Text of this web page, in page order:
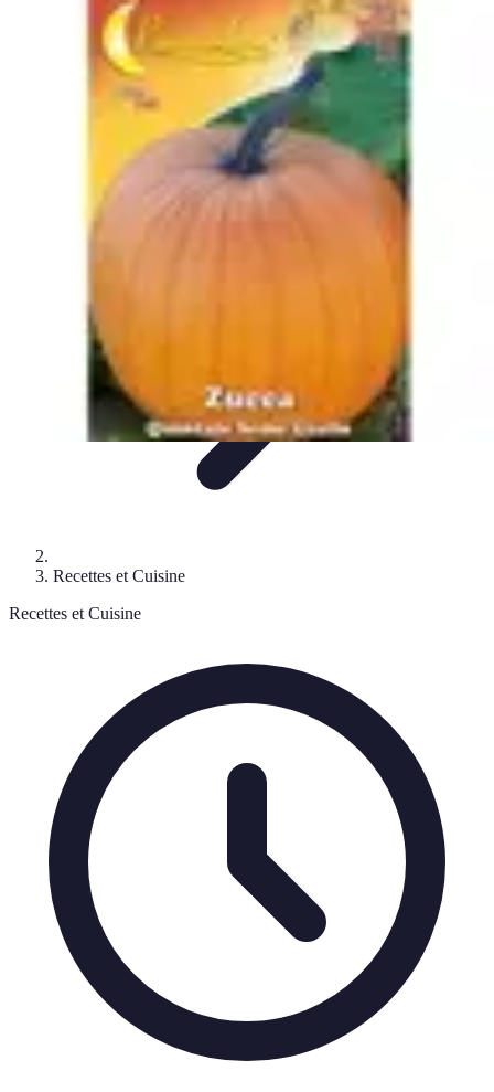
Citrouilles et Fantômes
Décorations HalloweenCuisine et SantéLégendes et
CultureDIY & Décoration
Citrouilles et Fantômes
Recettes et Cuisine
Recettes et Cuisine